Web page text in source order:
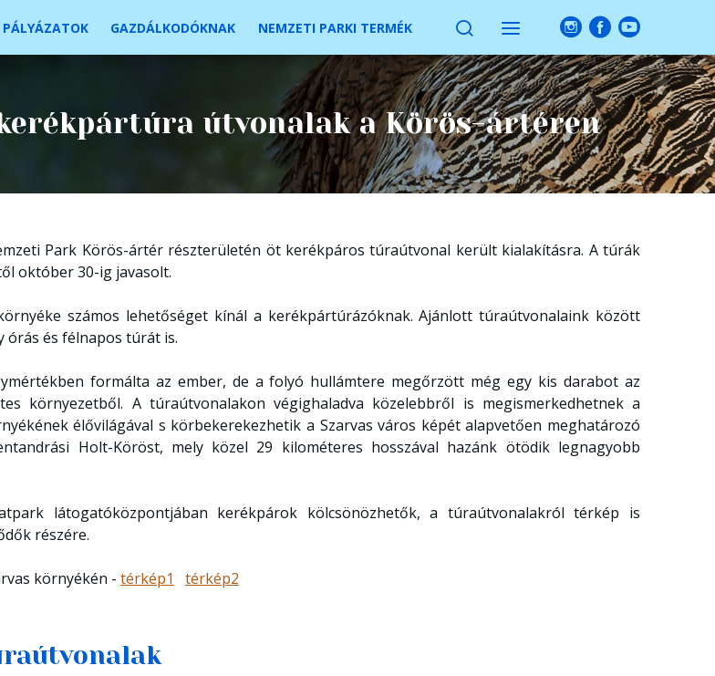
PÁLYÁZATOK GAZDÁLKODÓKNAK NEMZETI PARKI TERMÉK
útvonalak a Körös-ártéren
Park Körös-ártér részterületén öt kerékpáros túraútvonal került kialakításra. A túrák
október 30-ig javasolt.
számos lehetőséget kínál a kerékpártúrázóknak. Ajánlott túraútvonalaink között
órás és félnapos túrát is.
formálta az ember, de a folyó hullámtere megőrzött még egy kis darabot az
környezetből. A túraútvonalakon végighaladva közelebbről is megismerkedhetnek a
élővilágával s körbekerekezhetik a Szarvas város képét alapvetően meghatározó
Holt-Köröst, mely közel 29 kilométeres hosszával hazánk ötödik legnagyobb
látogatóközpontjában kerékpárok kölcsönözhetők, a túraútvonalakról térkép is
részére.
környékén - térkép1 térkép2